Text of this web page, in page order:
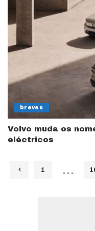
breves
Volvo muda os
eléctricos
1 …